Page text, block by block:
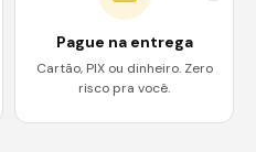
Pague na entrega
Cartão, PIX ou dinheiro. Zero
risco pra você.